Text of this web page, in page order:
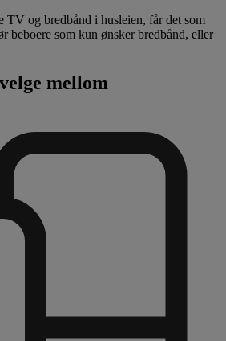
TV og bredbånd i husleien, får det som
beboere som kun ønsker bredbånd, eller
mellom